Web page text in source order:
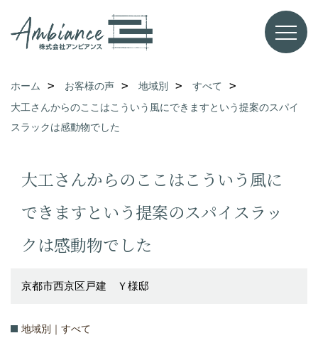
ホーム お客様の声 地域別
すべて
大工さんからのここはこういう風にできますという提案のスパイ
スラックは感動物でした
大工さんからのここはこういう風に
できますという提案のスパイスラッ
クは感動物でした
京都市西京区戸建 Ｙ様邸
地域別｜すべて